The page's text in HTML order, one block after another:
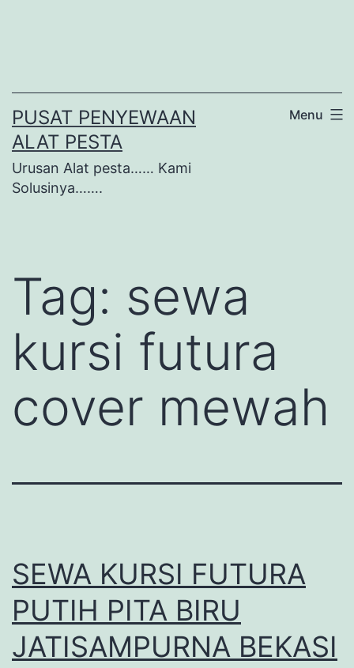
PUSAT PENYEWAAN
ALAT PESTA
Urusan Alat pesta…… Kami
Solusinya…….
Menu
Tag: sewa
kursi futura
cover mewah
SEWA KURSI FUTURA
PUTIH PITA BIRU
JATISAMPURNA BEKASI